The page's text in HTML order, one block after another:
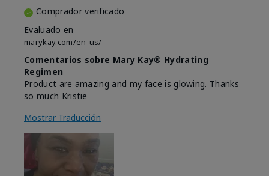
Comprador verificado
Evaluado en
marykay.com/en-us/
Comentarios sobre Mary Kay® Hydrating
Regimen
Product are amazing and my face is glowing. Thanks
so much Kristie
Mostrar Traducción